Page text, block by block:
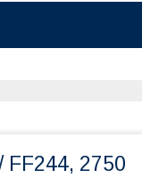
FF244, 2750